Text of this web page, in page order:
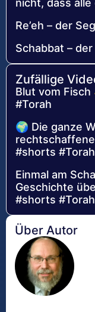
nicht, dass alle
Re’eh – der
Schabbat –
Zufällige
Blut vom
#Torah
🌍 Die ganze
#shorts #Torah
Einmal am
Geschichte
#shorts #Torah
Über Autor